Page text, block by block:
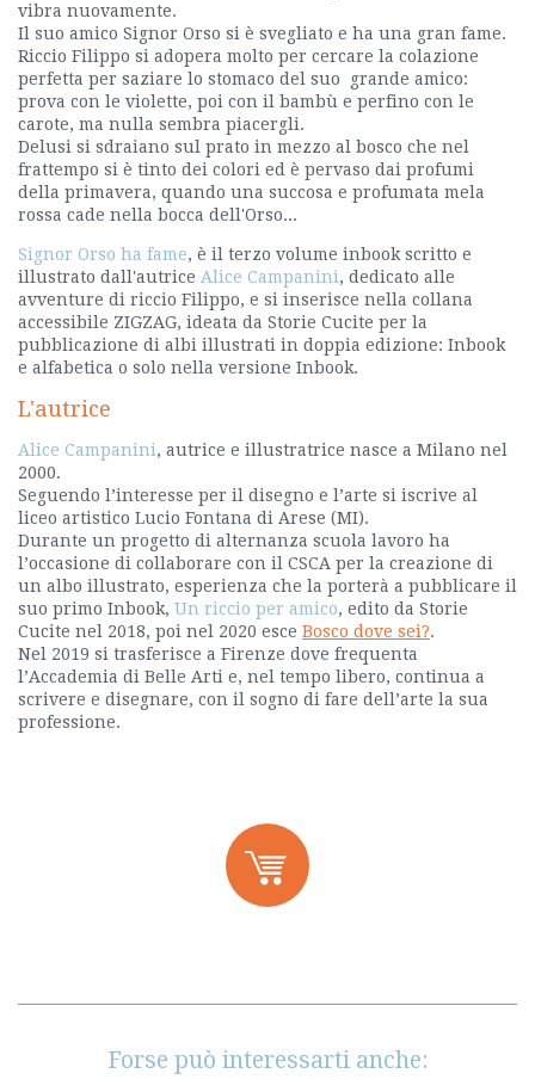
vibra nuovamente.
Il suo amico Signor Orso si è svegliato e ha una gran fame.
Riccio Filippo si adopera molto per cercare la colazione
perfetta per saziare lo stomaco del suo grande amico:
prova con le violette, poi con il bambù e perfino con le
carote, ma nulla sembra piacergli.
Delusi si sdraiano sul prato in mezzo al bosco che nel
frattempo si è tinto dei colori ed è pervaso dai profumi
della primavera, quando una succosa e profumata mela
rossa cade nella bocca dell'Orso...
Signor Orso ha fame, è il terzo volume inbook scritto e
illustrato dall'autrice Alice Campanini, dedicato alle
avventure di riccio Filippo, e si inserisce nella collana
accessibile ZIGZAG, ideata da Storie Cucite per la
pubblicazione di albi illustrati in doppia edizione: Inbook
e alfabetica o solo nella versione Inbook.
L'autrice
Alice Campanini, autrice e illustratrice nasce a Milano nel
2000.
Seguendo l’interesse per il disegno e l’arte si iscrive al
liceo artistico Lucio Fontana di Arese (MI).
Durante un progetto di alternanza scuola lavoro ha
l’occasione di collaborare con il CSCA per la creazione di
un albo illustrato, esperienza che la porterà a pubblicare il
suo primo Inbook, Un riccio per amico, edito da Storie
Cucite nel 2018, poi nel 2020 esce Bosco dove sei?.
Nel 2019 si trasferisce a Firenze dove frequenta
l’Accademia di Belle Arti e, nel tempo libero, continua a
scrivere e disegnare, con il sogno di fare dell’arte la sua
professione.
Forse può interessarti anche: